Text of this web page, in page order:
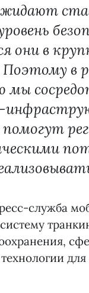
они в
Поэтому в
мы
служба